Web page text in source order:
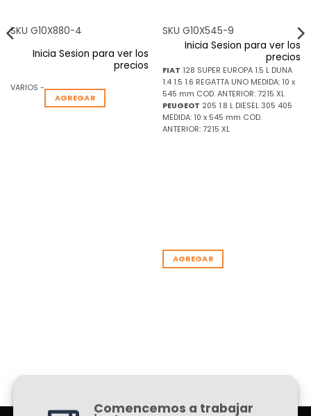
SKU G10X880-4
Inicia Sesion para ver los
precios
VARIOS -
AGREGAR
SKU G10X545-9
Inicia Sesion para ver los
precios
FIAT 128 SUPER EUROPA 1.5 L DUNA
1.4 1.5 1.6 REGATTA UNO MEDIDA: 10 x
545 mm COD. ANTERIOR: 7215 XL
PEUGEOT 205 1.8 L DIESEL 305 405
MEDIDA: 10 x 545 mm COD.
ANTERIOR: 7215 XL
AGREGAR
Comencemos a trabajar